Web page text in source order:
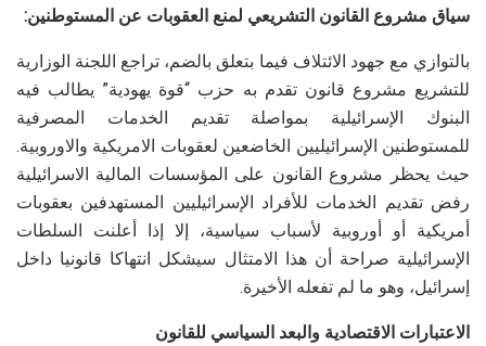
سياق مشروع القانون التشريعي لمنع العقوبات عن المستوطنين:
بالتوازي مع جهود الائتلاف فيما بتعلق بالضم، تراجع اللجنة الوزارية
للتشريع مشروع قانون تقدم به حزب “قوة يهودية” يطالب فيه
البنوك الإسرائيلية بمواصلة تقديم الخدمات المصرفية
للمستوطنين الإسرائيليين الخاضعين لعقوبات الامريكية والاوروبية.
حيث يحظر مشروع القانون على المؤسسات المالية الاسرائيلية
رفض تقديم الخدمات للأفراد الإسرائيليين المستهدفين بعقوبات
أمريكية أو أوروبية لأسباب سياسية، إلا إذا أعلنت السلطات
الإسرائيلية صراحة أن هذا الامتثال سيشكل انتهاكا قانونيا داخل
إسرائيل، وهو ما لم تفعله الأخيرة.
الاعتبارات الاقتصادية والبعد السياسي للقانون